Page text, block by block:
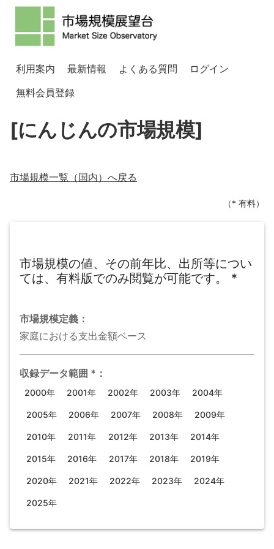
利用案内 最新情報 よくある質問
ログイン
無料会員登録
[にんじんの市場規模]
市場規模一覧（国内）へ戻る
（* 有料）
市場規模の値、その前年比、出所等につい
ては、有料版でのみ閲覧が可能です。
*
市場規模定義：
家庭における支出金額ベース
収録データ範囲 * ：
2000年 2001年 2002年 2003年 2004年
2005年 2006年 2007年 2008年 2009年
2010年 2011年 2012年 2013年 2014年
2015年 2016年 2017年 2018年 2019年
2020年 2021年 2022年 2023年 2024年
2025年